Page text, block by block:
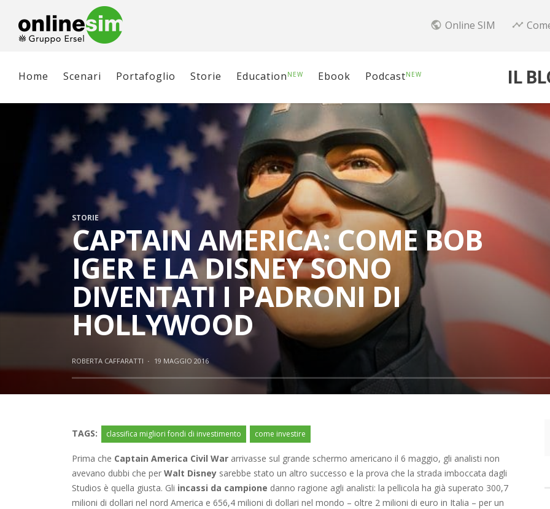
public Online SIM timeline
Home Scenari Portafoglio Storie Education NEW Ebook PodcastNEW IL
STORIE
CAPTAIN AMERICA: COME BOB
IGER E LA DISNEY SONO
DIVENTATI I PADRONI DI
HOLLYWOOD
ROBERTA CAFFARATTI · 19 MAGGIO 2016
TAGS: classifica migliori fondi di investimento come investire
Prima che Captain America Civil War arrivasse sul grande schermo americano il 6 maggio, gli analisti non
avevano dubbi che per Walt Disney sarebbe stato un altro successo e la prova che la strada imboccata dagli
Studios è quella giusta. Gli incassi da campione danno ragione agli analisti: la pellicola ha già superato 300,7
milioni di dollari nel nord America e 656,4 milioni di dollari nel mondo – oltre 2 milioni di euro in Italia – per un